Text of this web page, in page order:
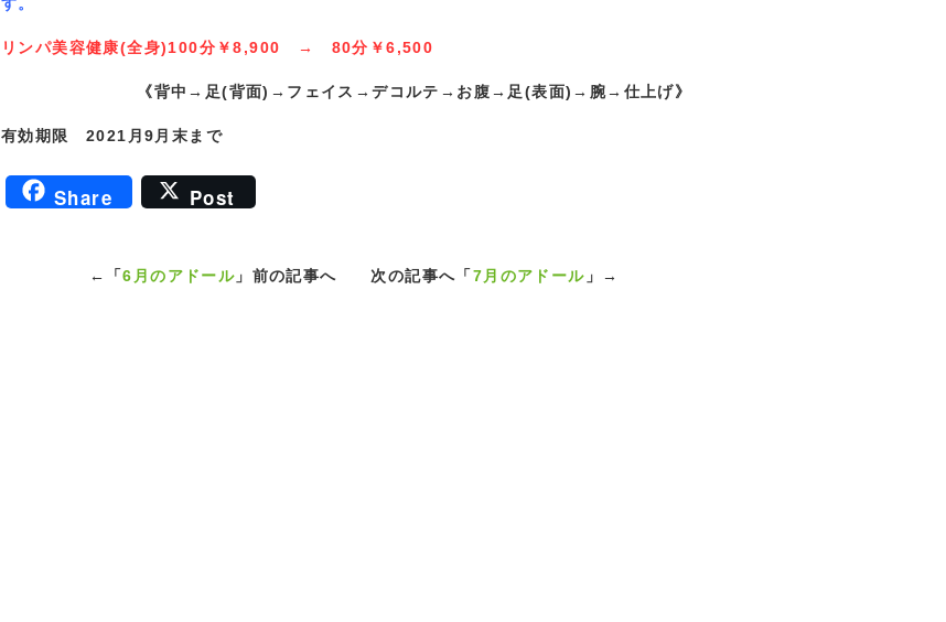
リンパ美容健康(全身)100分￥8,900 → 80分￥6,500
《背中→足(背面)→フェイス→デコルテ→お腹→足(表面)→腕→仕上げ》
有効期限 2021月9月末まで
Share Post
←「6月のアドール 」前の記事へ 次の記事へ「7月のアドール 」→